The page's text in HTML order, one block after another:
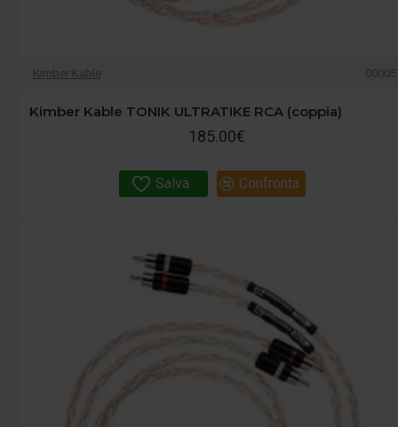
Kimber Kable 00005
Kimber Kable TONIK ULTRATIKE RCA (coppia)
185.00€
Salva Confronta